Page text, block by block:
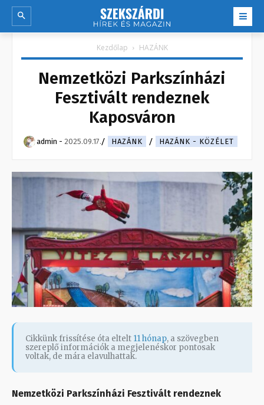
Kezdőlap HAZÁNK
Nemzetközi Parkszínházi
Fesztivált rendeznek
Kaposváron
admin - 2025.09.17. HAZÁNK HAZÁNK - KÖZÉLET
Cikkünk frissítése óta eltelt 11 hónap, a szövegben
szereplő információk a megjelenéskor pontosak
voltak, de mára elavulhattak.
Nemzetközi Parkszínházi Fesztivált rendeznek